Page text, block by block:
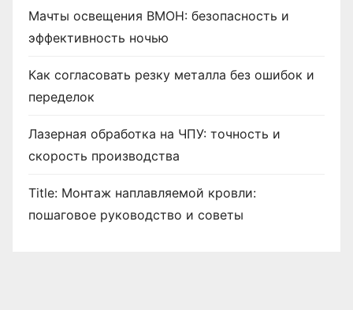
Мачты освещения ВМОН: безопасность и
эффективность ночью
Как согласовать резку металла без ошибок и
переделок
Лазерная обработка на ЧПУ: точность и
скорость производства
Title: Монтаж наплавляемой кровли:
пошаговое руководство и советы